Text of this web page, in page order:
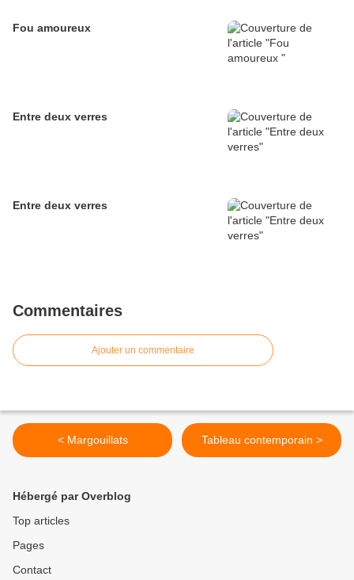
Fou amoureux
Entre deux verres
Entre deux verres
Commentaires
Ajouter un commentaire
< Margouillats Tableau contemporain >
Hébergé par Overblog
Top articles
Pages
Contact